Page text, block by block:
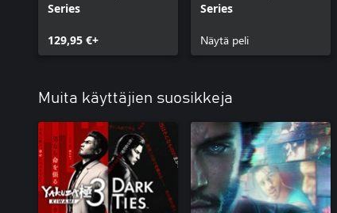
Series
129,95 €+
Series
Näytä peli
Muita käyttäjien suosikkeja